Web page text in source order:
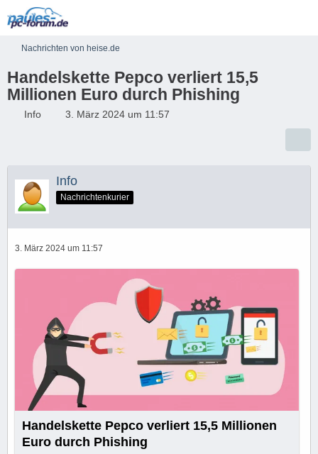
Nachrichten von heise.de
Handelskette Pepco verliert 15,5
Millionen Euro durch Phishing
Info 3. März 2024 um 11:57
Info
Nachrichtenkurier
3. März 2024 um 11:57
Handelskette Pepco verliert 15,5 Millionen
Euro durch Phishing